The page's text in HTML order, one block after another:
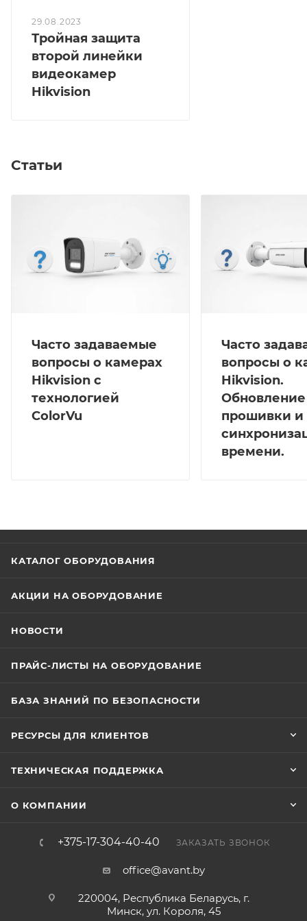
29.08.2023
Тройная защита
второй линейки
видеокамер
Hikvision
Статьи
Часто задаваемые
вопросы о камерах
Hikvision с
технологией
ColorVu
Часто
вопросы о
Hikvision.
Обновление
прошивки и
времени.
КАТАЛОГ ОБОРУДОВАНИЯ
АКЦИИ НА ОБОРУДОВАНИЕ
НОВОСТИ
ПРАЙС-ЛИСТЫ НА ОБОРУДОВАНИЕ
БАЗА ЗНАНИЙ ПО БЕЗОПАСНОСТИ
РЕСУРСЫ ДЛЯ КЛИЕНТОВ
ТЕХНИЧЕСКАЯ ПОДДЕРЖКА
О КОМПАНИИ
+375-17-304-40-40 ЗАКАЗАТЬ ЗВОНОК
office@avant.by
220004, Республика Беларусь, г.
Минск, ул. Короля, 45